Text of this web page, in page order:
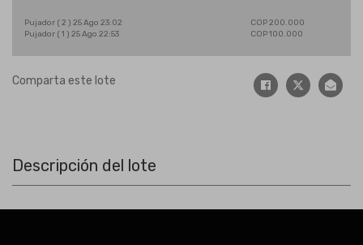
Pujador (2 ) 25 Ago 23:02
COP 200.000
Pujador (1 ) 25 Ago 22:53 COP 100.000
Comparta este lote
Descripción del lote